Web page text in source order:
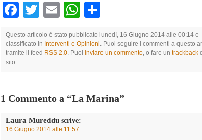
Facebook
TwitterEmailWhatsApp
Questo articolo è stato pubblicato lunedì, 16 Giugno 2014 alle 00:14 e
classificato in Interventi e Opinioni. Puoi seguire i commenti a questo
tramite il feed RSS 2.0. Puoi inviare un commento, o fare un trackback
sito.
1 Commento a “La Marina”
Laura Mureddu scrive:
16 Giugno 2014 alle 11:57